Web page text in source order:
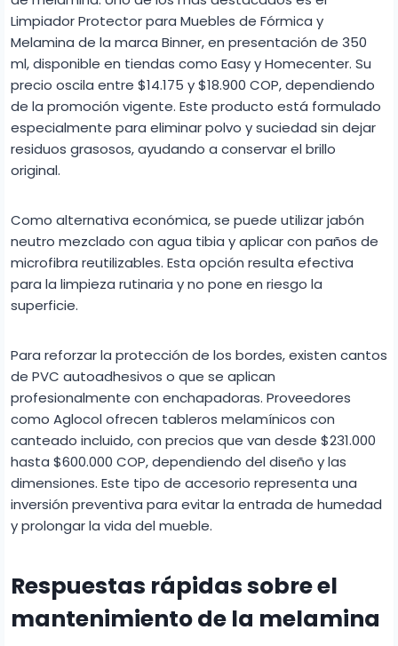
Limpiador Protector para Muebles de Fórmica y
Melamina de la marca Binner, en presentación de 350
ml, disponible en tiendas como Easy y Homecenter. Su
precio oscila entre $14.175 y $18.900 COP, dependiendo
de la promoción vigente. Este producto está formulado
especialmente para eliminar polvo y suciedad sin dejar
residuos grasosos, ayudando a conservar el brillo
original.
Como alternativa económica, se puede utilizar jabón
neutro mezclado con agua tibia y aplicar con paños de
microfibra reutilizables. Esta opción resulta efectiva
para la limpieza rutinaria y no pone en riesgo la
superficie.
Para reforzar la protección de los bordes, existen cantos
de PVC autoadhesivos o que se aplican
profesionalmente con enchapadoras. Proveedores
como Aglocol ofrecen tableros melamínicos con
canteado incluido, con precios que van desde $231.000
hasta $600.000 COP, dependiendo del diseño y las
dimensiones. Este tipo de accesorio representa una
inversión preventiva para evitar la entrada de humedad
y prolongar la vida del mueble.
Respuestas rápidas sobre el
mantenimiento de la melamina